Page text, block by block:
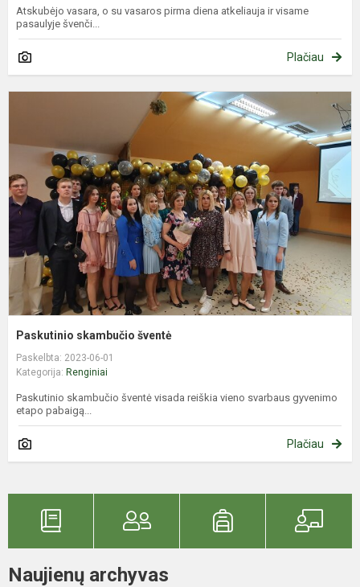
Atskubėjo vasara, o su vasaros pirma diena atkeliauja ir visame
pasaulyje švenči...
Plačiau
Paskutinio skambučio šventė
Paskelbta: 2023-06-01
Kategorija: Renginiai
Paskutinio skambučio šventė visada reiškia vieno svarbaus gyvenimo
etapo pabaigą...
Plačiau
Naujienų archyvas